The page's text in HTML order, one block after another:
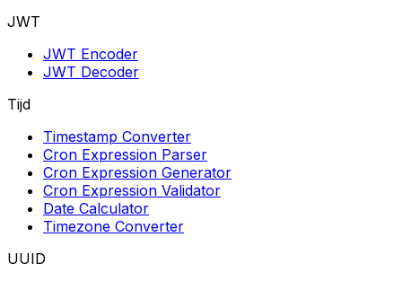
JWT
JWT Encoder
JWT Decoder
Tijd
Timestamp Converter
Cron Expression Parser
Cron Expression Generator
Cron Expression Validator
Date Calculator
Timezone Converter
UUID